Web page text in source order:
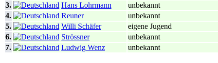
3.
Hans Lohrmann
unbekannt
4.
Reuner
unbekannt
5.
Willi Schäfer
eigene Jugend
6.
Strössner
unbekannt
7.
Ludwig Wenz unbekannt